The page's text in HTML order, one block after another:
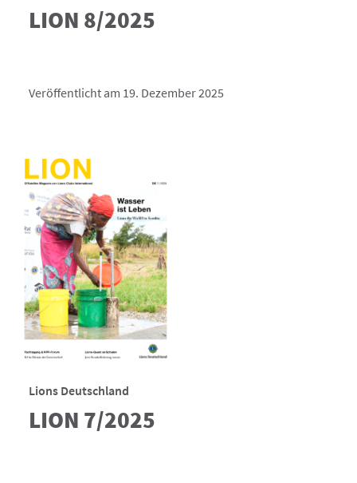
LION 8/2025
Veröffentlicht am 19. Dezember 2025
Lions Deutschland
LION 7/2025